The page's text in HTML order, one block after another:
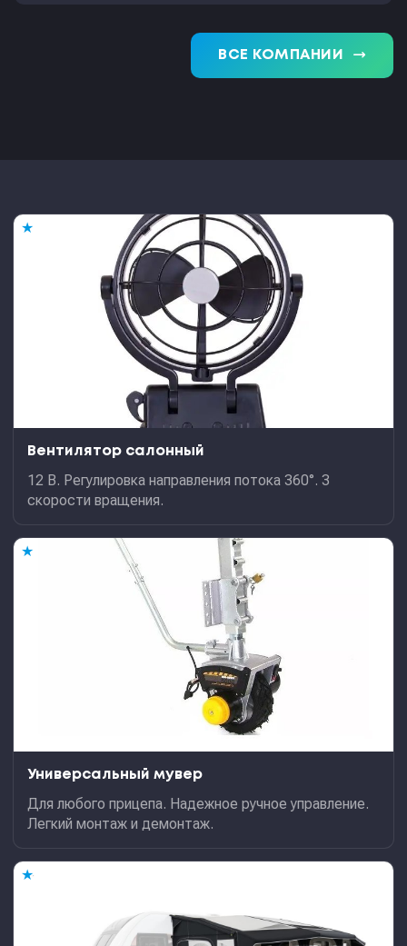
ВСЕ КОМПАНИИ trending_flat
★
Вентилятор салонный
12 В. Регулировка направления потока 360°. 3
скорости вращения.
★
Универсальный мувер
Для любого прицепа. Надежное ручное управление.
Легкий монтаж и демонтаж.
★